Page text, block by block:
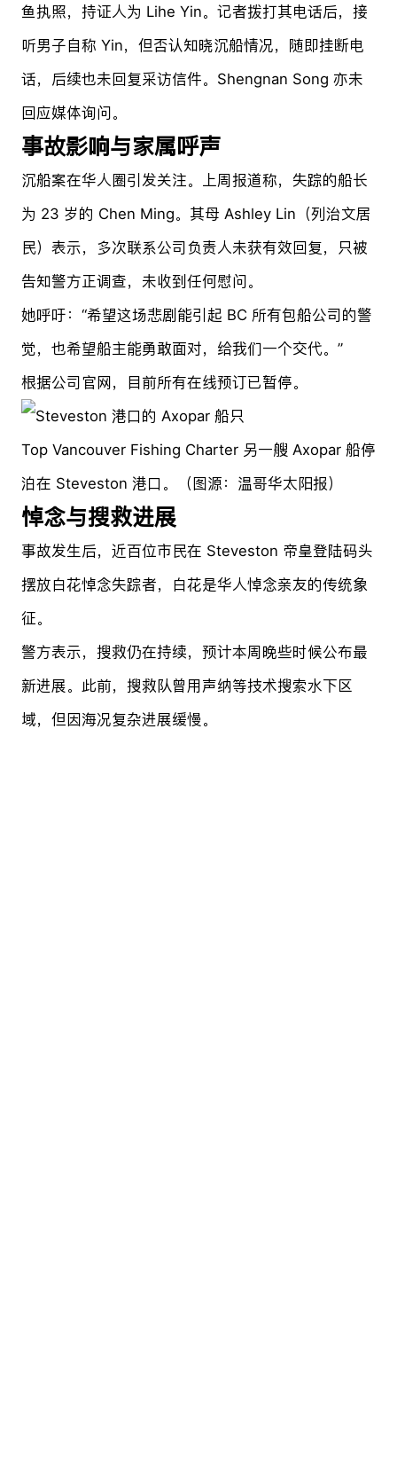
鱼执照，持证人为 Lihe Yin。记者拨打其电话后，接
听男子自称 Yin，但否认知晓沉船情况，随即挂断电
话，后续也未回复采访信件。Shengnan Song 亦未
回应媒体询问。
事故影响与家属呼声
沉船案在华人圈引发关注。上周报道称，失踪的船长
为 23 岁的 Chen Ming。其母 Ashley Lin（列治文居
民）表示，多次联系公司负责人未获有效回复，只被
告知警方正调查，未收到任何慰问。
她呼吁：“希望这场悲剧能引起 BC 所有包船公司的警
觉，也希望船主能勇敢面对，给我们一个交代。”
根据公司官网，目前所有在线预订已暂停。
Top Vancouver Fishing Charter 另一艘 Axopar 船停
泊在 Steveston 港口。（图源：温哥华太阳报）
悼念与搜救进展
事故发生后，近百位市民在 Steveston 帝皇登陆码头
摆放白花悼念失踪者，白花是华人悼念亲友的传统象
征。
警方表示，搜救仍在持续，预计本周晚些时候公布最
新进展。此前，搜救队曾用声纳等技术搜索水下区
域，但因海况复杂进展缓慢。